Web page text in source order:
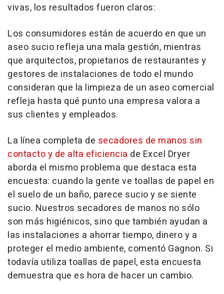
vivas, los resultados fueron claros:
Los consumidores están de acuerdo en que un
aseo sucio refleja una mala gestión, mientras
que arquitectos, propietarios de restaurantes y
gestores de instalaciones de todo el mundo
consideran que la limpieza de un aseo comercial
refleja hasta qué punto una empresa valora a
sus clientes y empleados.
La línea completa de secadores de manos sin
contacto y de alta eficiencia de Excel Dryer
aborda el mismo problema que destaca esta
encuesta: cuando la gente ve toallas de papel en
el suelo de un baño, parece sucio y se siente
sucio. Nuestros secadores de manos no sólo
son más higiénicos, sino que también ayudan a
las instalaciones a ahorrar tiempo, dinero y a
proteger el medio ambiente, comentó Gagnon. Si
todavía utiliza toallas de papel, esta encuesta
demuestra que es hora de hacer un cambio.